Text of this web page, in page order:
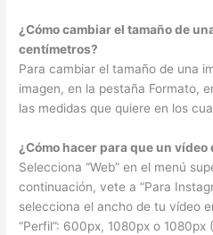
¿Cómo cambiar el tamaño de
centímetros?
Para cambiar el tamaño de una
imagen, en la pestaña Formato,
las medidas que quiere en los
¿Cómo hacer para que un
Selecciona “Web” en el menú
continuación, vete a “Para
selecciona el ancho de tu vídeo
“Perfil”: 600px, 1080px o 1080px